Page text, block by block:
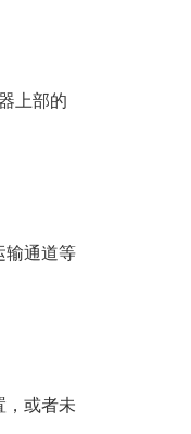
上部的
输通道等
，或者未